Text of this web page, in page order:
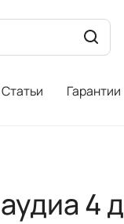
Статьи Гарантии
4